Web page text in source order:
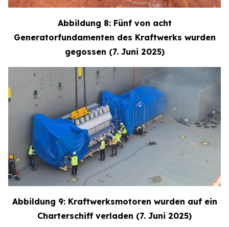
Abbildung 8: Fünf von acht
Generatorfundamenten des Kraftwerks wurden
gegossen (7. Juni 2025)
Abbildung 9: Kraftwerksmotoren wurden auf ein
Charterschiff verladen (7. Juni 2025)